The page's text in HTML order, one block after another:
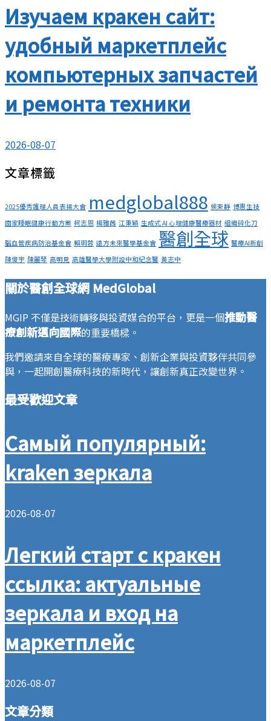
Изучаем кракен сайт:
удобный маркетплейс
компьютерных запчастей
и ремонта техники
2026-08-07
文章標籤
2025優秀護理人員表揚大會 medglobal888 侯束靜 博惠生技
國家睡眠健康行動方案 柯志恩 楊雅茜 江秉穎 生成式 AI 心理健康醫療器材 組織碎化刀
腦血管疾病防治基金會 賴玥蓉 遠方未來醫學基金會 醫創全球 醫療AI新創
陳俊宇 陳麗琴 高明見 高雄醫學大學附設中和紀念醫 黃志中
關於醫創全球網 MedGlobal
MGIP 不僅是技術轉移與投資媒合的平台，更是一個推動醫
療創新邁向國際的重要橋樑。
我們邀請來自全球的醫療專家、創新企業與投資夥伴共同參
與，一起開創醫療科技的新時代，讓創新真正改變世界。
最受歡迎文章
Самый популярный:
kraken зеркала
2026-08-07
Легкий старт с кракен
ссылка: актуальные
зеркала и вход на
маркетплейс
2026-08-07
文章分類